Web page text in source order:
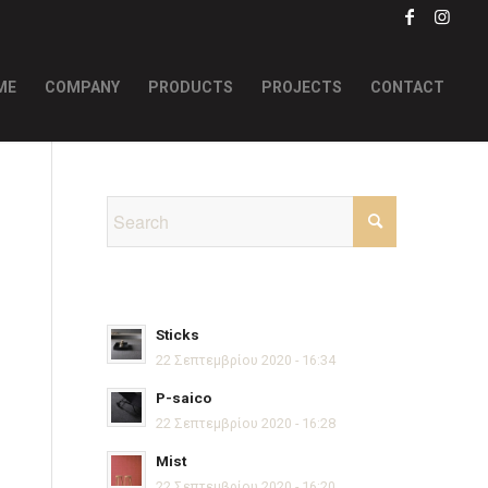
COMPANY PRODUCTS PROJECTS CONTACT
Sticks
22 Σεπτεμβρίου 2020 - 16:34
P-saico
22 Σεπτεμβρίου 2020 - 16:28
Mist